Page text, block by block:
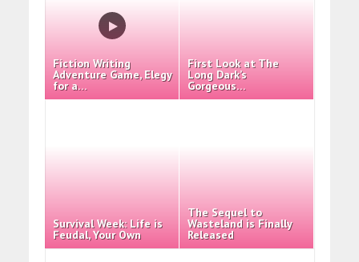
Fiction Writing
Adventure Game, Elegy
for a…
First Look at The
Long Dark’s
Gorgeous…
Survival Week: Life is
Feudal, Your Own
The Sequel to
Wasteland is Finally
Released